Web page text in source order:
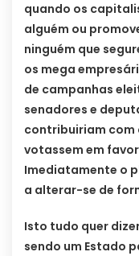
quando os
alguém ou
ninguém que
os mega
de campanhas
senadores e
contribuiriam com
votassem em
Imediatamente o
a alterar-se de
Isto tudo quer
sendo um Estado